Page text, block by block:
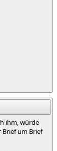
ihm, würde
um Brief